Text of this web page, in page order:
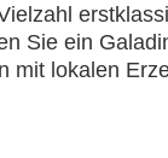
Sie ein
mit lokalen